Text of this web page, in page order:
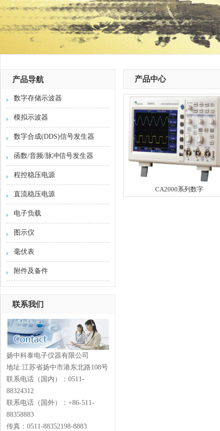
产品导航
数字存储示波器
模拟示波器
数字合成(DDS)信号发生器
函数/音频/脉冲信号发生器
程控稳压电源
直流稳压电源
电子负载
图示仪
毫伏表
附件及备件
联系我们
扬中科泰电子仪器有限公司
地址:江苏省扬中市港东北路108号
联系电话（国内）：0511-
88324312
联系电话（国外）：+86-511-
88358883
传真：0511-88352198-8883
产品中心
CA2000系列数字